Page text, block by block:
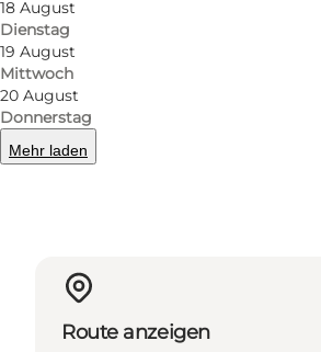
18 August
Dienstag
19 August
Mittwoch
20 August
Donnerstag
Mehr laden
Mehr erfahren
Route anzeigen